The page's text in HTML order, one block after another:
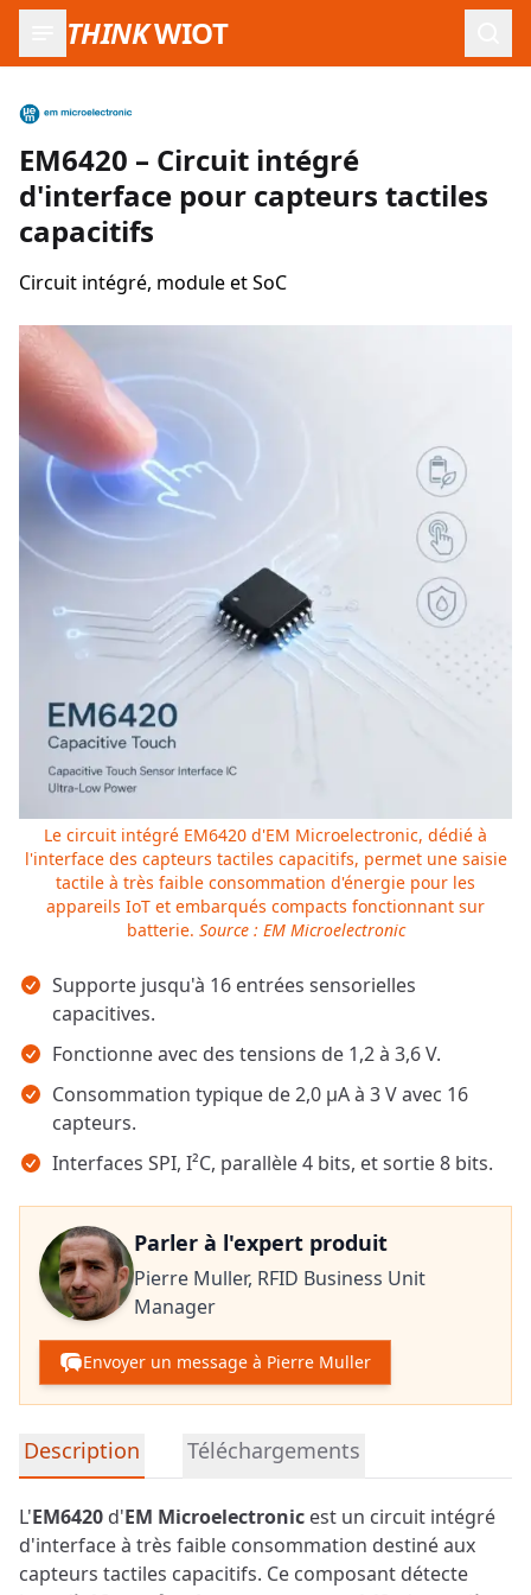
THINKWIOT
EM6420 – Circuit intégré
d'interface pour capteurs tactiles
capacitifs
Circuit intégré, module et SoC
Points clés
Supporte jusqu'à 16 entrées sensorielles
capacitives.
Fonctionne avec des tensions de 1,2 à 3,6 V.
Consommation typique de 2,0 µA à 3 V avec 16
capteurs.
Interfaces SPI, I²C, parallèle 4 bits, et sortie 8 bits.
Parler à l'expert produit
Pierre Muller, RFID Business Unit
Manager
Envoyer un message à Pierre Muller
Informations détaillées sur le produit
Description Téléchargements
L'EM6420 d'EM Microelectronic est un circuit intégré
d'interface à très faible consommation destiné aux
capteurs tactiles capacitifs. Ce composant détecte
Images du produit
Le circuit intégré EM6420 d'EM Microelectronic, dédié à
l'interface des capteurs tactiles capacitifs, permet une saisie
tactile à très faible consommation d'énergie pour les
appareils IoT et embarqués compacts fonctionnant sur
batterie. Source : EM Microelectronic